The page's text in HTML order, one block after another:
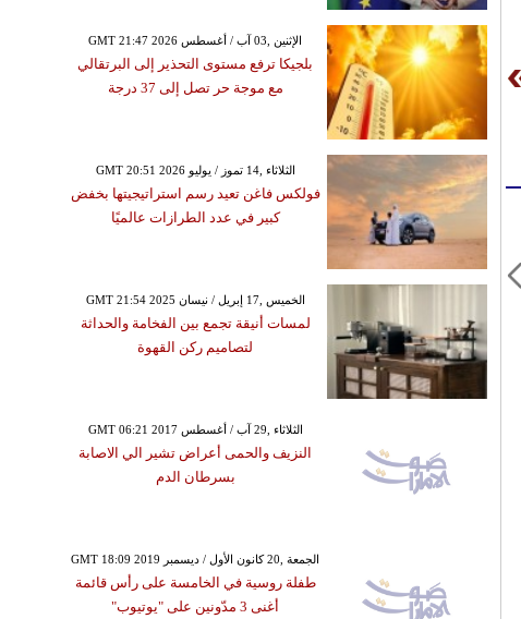
GMT 21:47 2026 الإثنين ,03 آب / أغسطس
بلجيكا ترفع مستوى التحذير إلى البرتقالي
مع موجة حر تصل إلى 37 درجة
GMT 20:51 2026 الثلاثاء ,14 تموز / يوليو
فولكس فاغن تعيد رسم استراتيجيتها بخفض
كبير في عدد الطرازات عالميًا
GMT 21:54 2025 الخميس ,17 إبريل / نيسان
لمسات أنيقة تجمع بين الفخامة والحداثة
لتصاميم ركن القهوة
GMT 06:21 2017 الثلاثاء ,29 آب / أغسطس
النزيف والحمى أعراض تشير الي الاصابة
بسرطان الدم
GMT 18:09 2019 الجمعة ,20 كانون الأول / ديسمبر
طفلة روسية في الخامسة على رأس قائمة
أغنى 3 مدّونين على "يوتيوب"